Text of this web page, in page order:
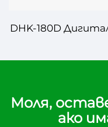
DHK-180D
Температура –
Индустрия и
Коммерция
Моля,
ако